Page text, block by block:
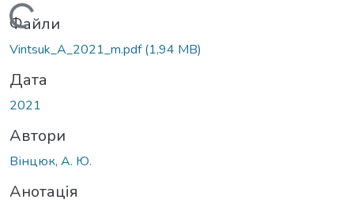
Вантажиться...
Файли
Vintsuk_A_2021_m.pdf(1,94 MB)
Дата
2021
Автори
Вінцюк, А. Ю.
Анотація